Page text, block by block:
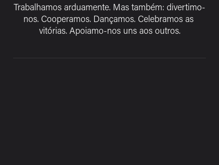
Trabalhamos arduamente. Mas também: divertimo-
nos. Cooperamos. Dançamos. Celebramos as
vitórias. Apoiamo-nos uns aos outros.